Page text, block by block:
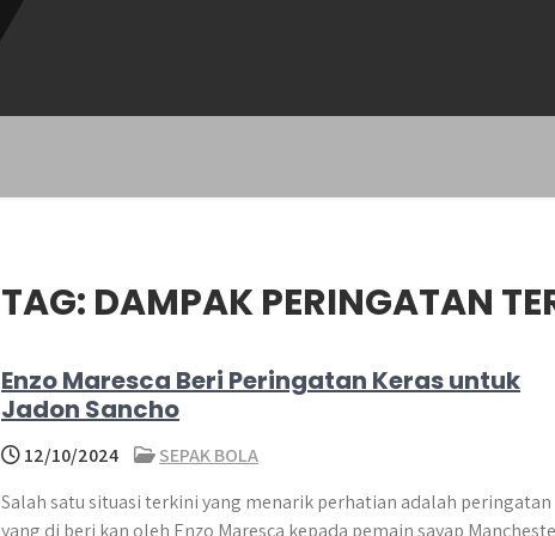
TAG: DAMPAK PERINGATAN
Enzo Maresca Beri Peringatan Keras untuk
Jadon Sancho
12/10/2024
SEPAK BOLA
Salah satu situasi terkini yang menarik perhatian adalah peringatan
yang di beri kan oleh Enzo Maresca kepada pemain sayap